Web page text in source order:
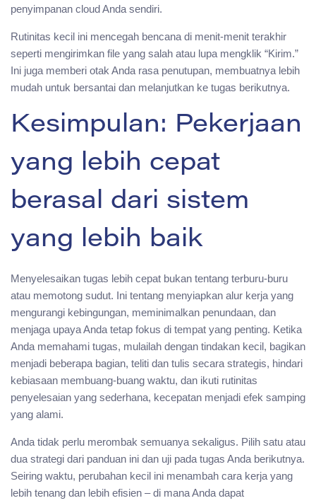
penyimpanan cloud Anda sendiri.
Rutinitas kecil ini mencegah bencana di menit-menit terakhir
seperti mengirimkan file yang salah atau lupa mengklik “Kirim.”
Ini juga memberi otak Anda rasa penutupan, membuatnya lebih
mudah untuk bersantai dan melanjutkan ke tugas berikutnya.
Kesimpulan: Pekerjaan
yang lebih cepat
berasal dari sistem
yang lebih baik
Menyelesaikan tugas lebih cepat bukan tentang terburu-buru
atau memotong sudut. Ini tentang menyiapkan alur kerja yang
mengurangi kebingungan, meminimalkan penundaan, dan
menjaga upaya Anda tetap fokus di tempat yang penting. Ketika
Anda memahami tugas, mulailah dengan tindakan kecil, bagikan
menjadi beberapa bagian, teliti dan tulis secara strategis, hindari
kebiasaan membuang-buang waktu, dan ikuti rutinitas
penyelesaian yang sederhana, kecepatan menjadi efek samping
yang alami.
Anda tidak perlu merombak semuanya sekaligus. Pilih satu atau
dua strategi dari panduan ini dan uji pada tugas Anda berikutnya.
Seiring waktu, perubahan kecil ini menambah cara kerja yang
lebih tenang dan lebih efisien – di mana Anda dapat